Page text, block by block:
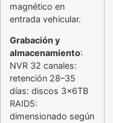
magnético en
entrada vehicular.
Grabación y
almacenamiento:
NVR 32 canales:
retención 28–35
días: discos 3x6TB
RAID5:
dimensionado según